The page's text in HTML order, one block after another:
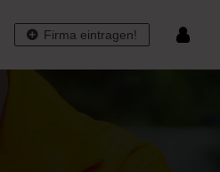
Firma eintragen!